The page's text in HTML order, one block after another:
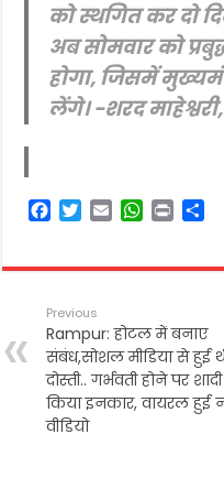
को स्थगित कर दो
अब सोमवार को
होगा, जिसमें
लेंगे।-शरद
F
e
o
o
k
T
t
e
r
E
i
W
t
p
p
P
n
r
Previous
Rampur: होटल में बनाए
संबंध,सोशल मीडिया से हुई
दोस्ती.. गर्भवती होने पर
किया इनकार, वायरल हुई
वीडियो